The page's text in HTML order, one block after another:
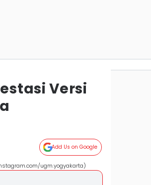
Versi
Add Us on Google
ugm.yogyakarta)